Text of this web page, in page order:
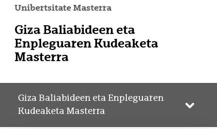
Unibertsitate Masterra
Giza Baliabideen eta
Enpleguaren Kudeaketa
Masterra
Giza Baliabideen eta Enpleguaren
Kudeaketa Masterra